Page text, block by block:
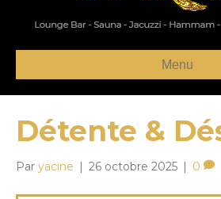
Menu
Détente &
Par yacine | 26 octobre 2025 | 0